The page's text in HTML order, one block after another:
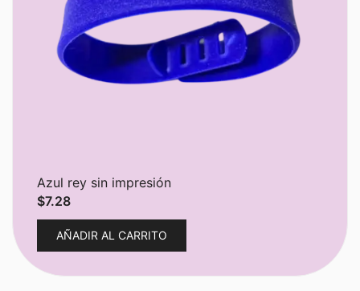
Azul rey sin impresión
$7.28
AÑADIR AL CARRITO